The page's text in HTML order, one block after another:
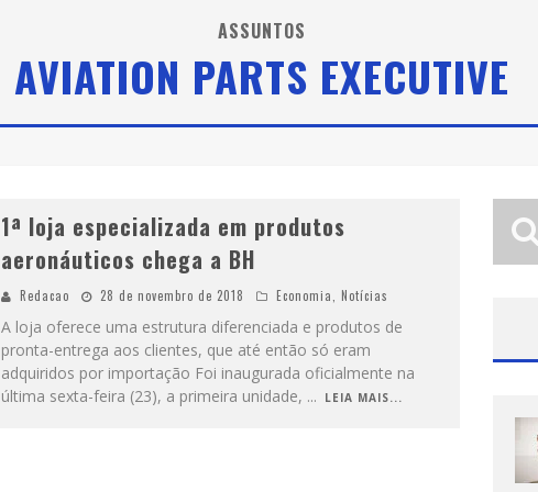
D
IAMONDMALL RECEBE EXPERIÊNCIA IMERSIVA QUE RECRIA O COLISEU E A GRANDIOSIDADE DA ROMA ANTIGA
ASSUNTOS
AVIATION PARTS EXECUTIVE
1ª loja especializada em produtos
aeronáuticos chega a BH
Redacao 28 de novembro de 2018 Economia Notícias
A loja oferece uma estrutura diferenciada e produtos de
pronta-entrega aos clientes, que até então só eram
adquiridos por importação Foi inaugurada oficialmente na
última sexta-feira (23), a primeira unidade, ... LEIA MAIS...